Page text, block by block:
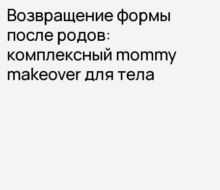
комплексный mommy
makeover для тела
и груди